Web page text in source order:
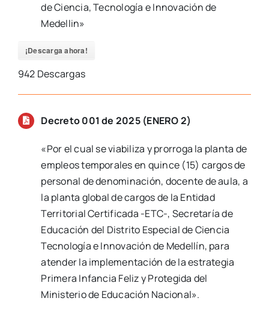
de Ciencia, Tecnología e Innovación de
Medellin»
¡Descarga ahora!
942 Descargas
Decreto 001 de 2025 (ENERO 2)
«Por el cual se viabiliza y prorroga la planta de
empleos temporales en quince (15) cargos de
personal de denominación, docente de aula, a
la planta global de cargos de la Entidad
Territorial Certificada -ETC-, Secretaría de
Educación del Distrito Especial de Ciencia
Tecnología e Innovación de Medellín, para
atender la implementación de la estrategia
Primera Infancia Feliz y Protegida del
Ministerio de Educación Nacional».